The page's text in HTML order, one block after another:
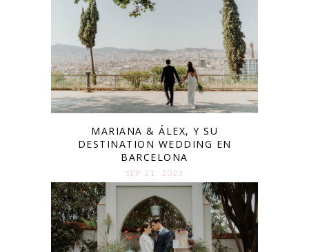
MARIANA & ÁLEX, Y SU
DESTINATION WEDDING EN
BARCELONA
SEP 21. 2023